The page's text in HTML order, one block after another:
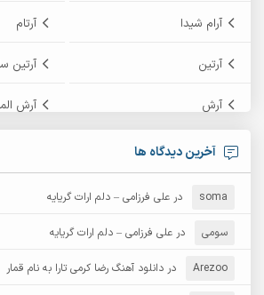
آرام شیدا آرتام
آرتین آرتین
آرش آرش
آرش امامی
آرش دی جی 2
آرش عثمان
آرش مبهم آرش
آخرین دیدگاه ها
soma در علی فرزامی – دلم ارات گریایه
سومی در علی فرزامی – دلم ارات گریایه
Arezoo در دانلود آهنگ رضا کرمی تارا به نام قمار